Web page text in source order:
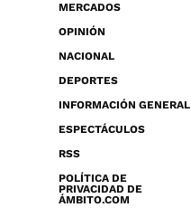
MERCADOS
OPINIÓN
NACIONAL
DEPORTES
INFORMACIÓN GENERAL
ESPECTÁCULOS
RSS
POLÍTICA DE
PRIVACIDAD DE
ÁMBITO.COM